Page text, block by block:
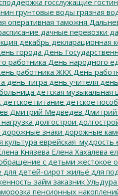
госслужащие
грунтовые воды грязная
оперативная таможня
дачные перевозки
декабрь декларационная
города День
работника День народного
работника ЖКХ День
день тигра день учителя
детская музыкальная
детское питание детское
Дмитрий Медведев Дмитрий
долгострои
дорожные знаки дорожные
культура еврейская_мудрость
Князева Елена Хахалева
с детьми жестокое
для детей-сирот жильё для
займ заказник Ульдура
пенсионных